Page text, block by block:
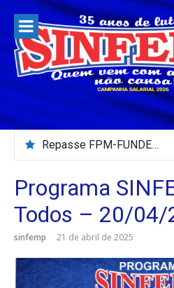
para
conteúdo
Repasse FPM-FUNDEB – Julho/2026
Programa
Todos – 20/04/
sinfemp 21 de abril de 2025